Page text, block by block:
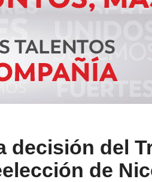
decisión del
de